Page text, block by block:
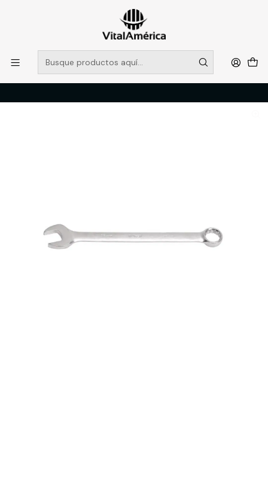
POR SISTEMA FRONTAL SOLO RETIROS EN TIENDA, DESDE
MUCHAS GRACIAS +569 5956 2237
Leer más
Inicio Catálogo FERRETERIA
HERRAMIENTAS MANUALES
LLAVE PUNTA-CORONA 36 MM. (75536)